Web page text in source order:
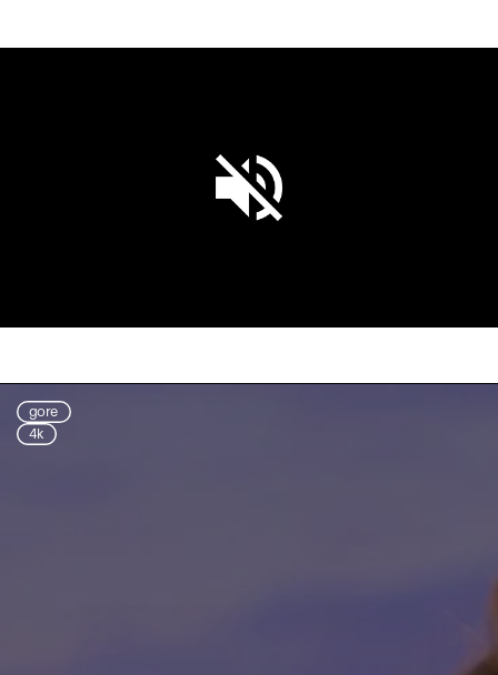
Unmute Settings
gore
4k